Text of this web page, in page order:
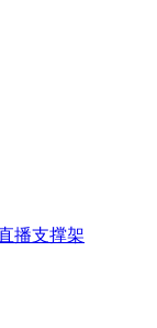
播支撑架